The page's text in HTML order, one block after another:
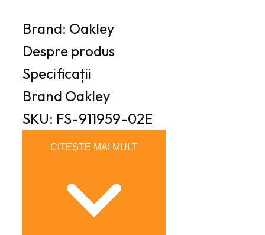
Brand: Oakley
Despre produs
Specificații
Brand Oakley
SKU: FS-911959-02E